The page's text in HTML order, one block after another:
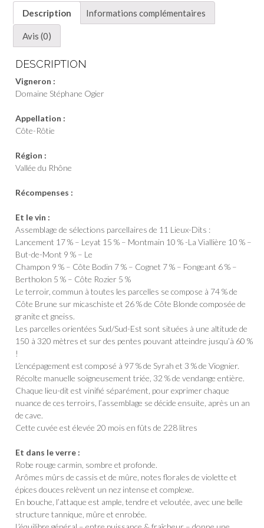
Rôtie
Domaine
Stéphane
Ogier
Description Informations complémentaires
Avis (0)
DESCRIPTION
Vigneron :
Domaine Stéphane Ogier
Appellation :
Côte-Rôtie
Région :
Vallée du Rhône
Récompenses :
Et le vin :
Assemblage de sélections parcellaires de 11 Lieux-Dits :
Lancement 17 % – Leyat 15 % – Montmain 10 % -La Viallière 10 % –
But-de-Mont 9 % – Le
Champon 9 % – Côte Bodin 7 % – Cognet 7 % – Fongeant 6 % –
Bertholon 5 % – Côte Rozier 5 %
Le terroir, commun à toutes les parcelles se compose à 74 % de
Côte Brune sur micaschiste et 26 % de Côte Blonde composée de
granite et gneiss.
Les parcelles orientées Sud/Sud-Est sont situées à une altitude de
150 à 320 mètres et sur des pentes pouvant atteindre jusqu’à 60 %
!
L’encépagement est composé à 97 % de Syrah et 3 % de Viognier.
Récolte manuelle soigneusement triée, 32 % de vendange entière.
Chaque lieu-dit est vinifié séparément, pour exprimer chaque
nuance de ces terroirs, l’assemblage se décide ensuite, après un an
de cave.
Cette cuvée est élevée 20 mois en fûts de 228 litres
Et dans le verre :
Robe rouge carmin, sombre et profonde.
Arômes mûrs de cassis et de mûre, notes florales de violette et
épices douces relèvent un nez intense et complexe.
En bouche, l’attaque est ample, tendre et veloutée, avec une belle
structure tannique, mûre et enrobée.